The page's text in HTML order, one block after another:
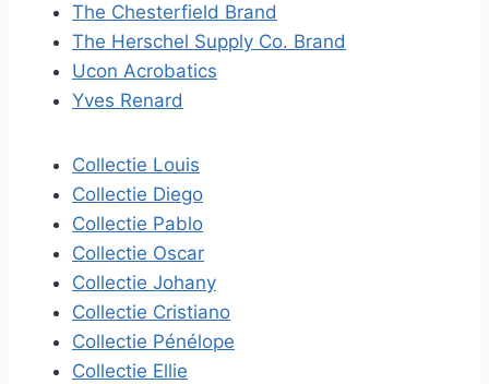
The Chesterfield Brand
The Herschel Supply Co. Brand
Ucon Acrobatics
Yves Renard
Collectie Louis
Collectie Diego
Collectie Pablo
Collectie Oscar
Collectie Johany
Collectie Cristiano
Collectie Pénélope
Collectie Ellie